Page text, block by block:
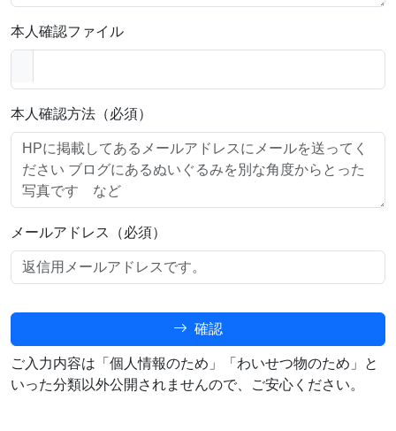
本人確認ファイル
本人確認方法（必須）
メールアドレス（必須）
確認
ご入力内容は「個人情報のため」「わいせつ物のため」と
いった分類以外公開されませんので、ご安心ください。